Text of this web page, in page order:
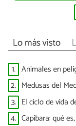
Lo más visto
1. Animales en
2. Medusas del
3. El ciclo de vida
4. Capibara: qué